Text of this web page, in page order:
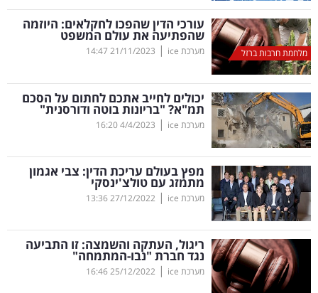
שיווק
ופרסום
משפט
מדדים
ומחקרים
דעות
רכילות
עסקית
קריפטו
ויראלי
מלחמת חרבות ברזל
עורכי הדין שהפכו לחקלאים: היוזמה
שהפתיעה את עולם המשפט
מערכת ice |
21/11/2023
14:47
יכולים לחייב אתכם לחתום על הסכם
תמ"א? "בריונות בוטה ודורסנית"
מערכת ice |
4/4/2023
16:20
מפץ בעולם עריכת הדין: צבי אגמון
מתמזג עם טולצ'ינסקי
מערכת ice |
27/12/2022
13:36
ריגול, העתקה והשמצה: זו התביעה
נגד חברת "נבו-המתמחה"
מערכת ice |
25/12/2022
16:46